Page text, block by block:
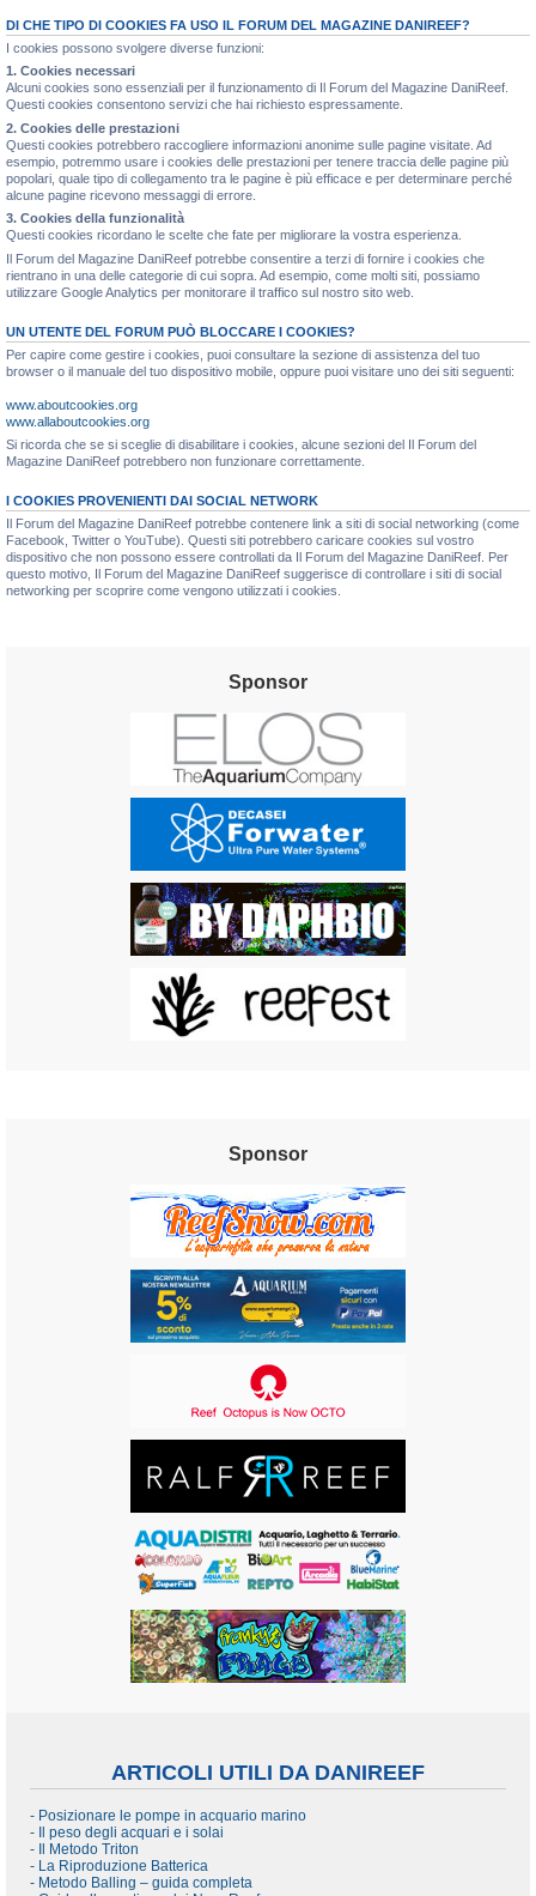
DI CHE TIPO DI COOKIES FA USO IL FORUM DEL MAGAZINE DANIREEF?
I cookies possono svolgere diverse funzioni:
1. Cookies necessari
Alcuni cookies sono essenziali per il funzionamento di Il Forum del Magazine DaniReef.
Questi cookies consentono servizi che hai richiesto espressamente.
2. Cookies delle prestazioni
Questi cookies potrebbero raccogliere informazioni anonime sulle pagine visitate. Ad
esempio, potremmo usare i cookies delle prestazioni per tenere traccia delle pagine più
popolari, quale tipo di collegamento tra le pagine è più efficace e per determinare perché
alcune pagine ricevono messaggi di errore.
3. Cookies della funzionalità
Questi cookies ricordano le scelte che fate per migliorare la vostra esperienza.
Il Forum del Magazine DaniReef potrebbe consentire a terzi di fornire i cookies che
rientrano in una delle categorie di cui sopra. Ad esempio, come molti siti, possiamo
utilizzare Google Analytics per monitorare il traffico sul nostro sito web.
UN UTENTE DEL FORUM PUÒ BLOCCARE I COOKIES?
Per capire come gestire i cookies, puoi consultare la sezione di assistenza del tuo
browser o il manuale del tuo dispositivo mobile, oppure puoi visitare uno dei siti seguenti:
www.aboutcookies.org
www.allaboutcookies.org
Si ricorda che se si sceglie di disabilitare i cookies, alcune sezioni del Il Forum del
Magazine DaniReef potrebbero non funzionare correttamente.
I COOKIES PROVENIENTI DAI SOCIAL NETWORK
Il Forum del Magazine DaniReef potrebbe contenere link a siti di social networking (come
Facebook, Twitter o YouTube). Questi siti potrebbero caricare cookies sul vostro
dispositivo che non possono essere controllati da Il Forum del Magazine DaniReef. Per
questo motivo, Il Forum del Magazine DaniReef suggerisce di controllare i siti di social
networking per scoprire come vengono utilizzati i cookies.
Sponsor
Sponsor
ARTICOLI UTILI DA DANIREEF
- Posizionare le pompe in acquario marino
- Il peso degli acquari e i solai
- Il Metodo Triton
- La Riproduzione Batterica
- Metodo Balling – guida completa